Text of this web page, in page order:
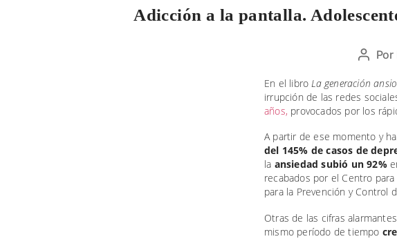
Adicción a la pantalla.
Autor
la
Por
En el libro La generación
irrupción de las redes
años, provocados por los
A partir de ese momento y
del 145% de casos de
la ansiedad subió un 92%
recabados por el Centro
para la Prevención y Control
Otras de las cifras
mismo período de tiempo